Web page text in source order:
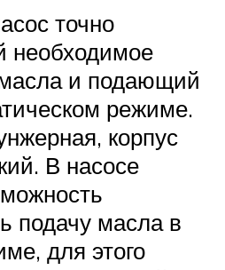
точно
необходимое
и подающий
режиме.
корпус
В насосе
подачу масла в
для этого